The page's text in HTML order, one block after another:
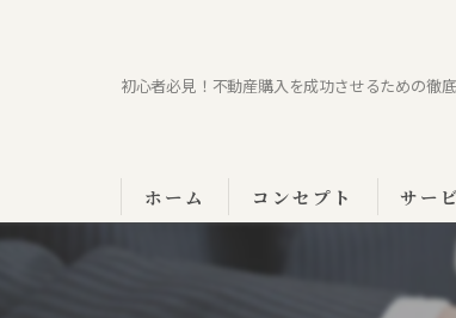
初心者必見！不動産購入を成功させるための徹
ホーム コンセプト サー